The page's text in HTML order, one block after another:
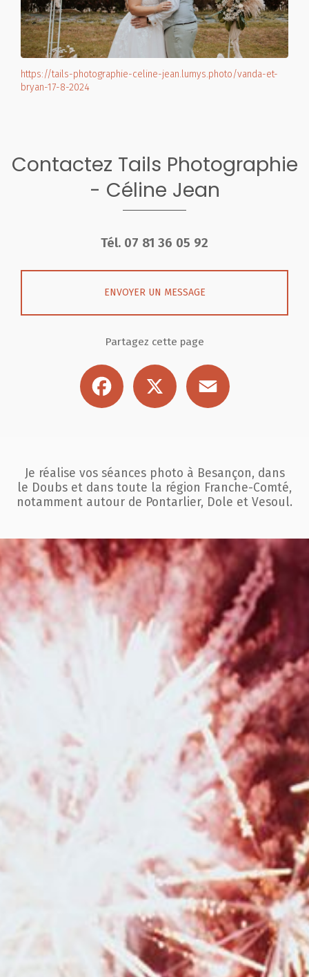
https://tails-photographie-celine-jean.lumys.photo/vanda-et-
bryan-17-8-2024
Contactez Tails Photographie
- Céline Jean
Tél. 07 81 36 05 92
ENVOYER UN MESSAGE
Partagez cette page
Facebook
Je réalise vos séances photo à Besançon, dans
le Doubs et dans toute la région Franche-Comté,
notamment autour de Pontarlier, Dole et Vesoul.